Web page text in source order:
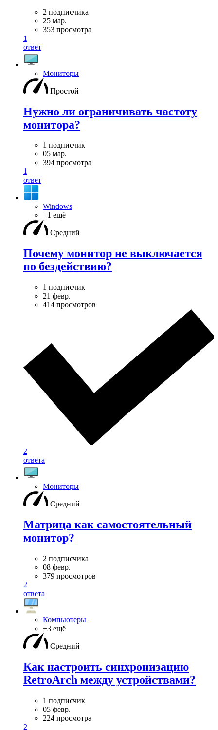
2 подписчика
25 мар.
353 просмотра
1
ответ
Мониторы
Простой
Нужно ли ограничивать частоту
монитора?
1 подписчик
05 мар.
394 просмотра
1
ответ
Windows
+1 ещё
Средний
Почему монитор не выключается
по бездействию?
1 подписчик
21 февр.
414 просмотров
2
ответа
Мониторы
Средний
Матрица как самостоятельный
монитор?
2 подписчика
08 февр.
379 просмотров
2
ответа
Компьютеры
+3 ещё
Средний
Как настроить синхронизацию
RetroArch между устройствами?
1 подписчик
05 февр.
224 просмотра
2